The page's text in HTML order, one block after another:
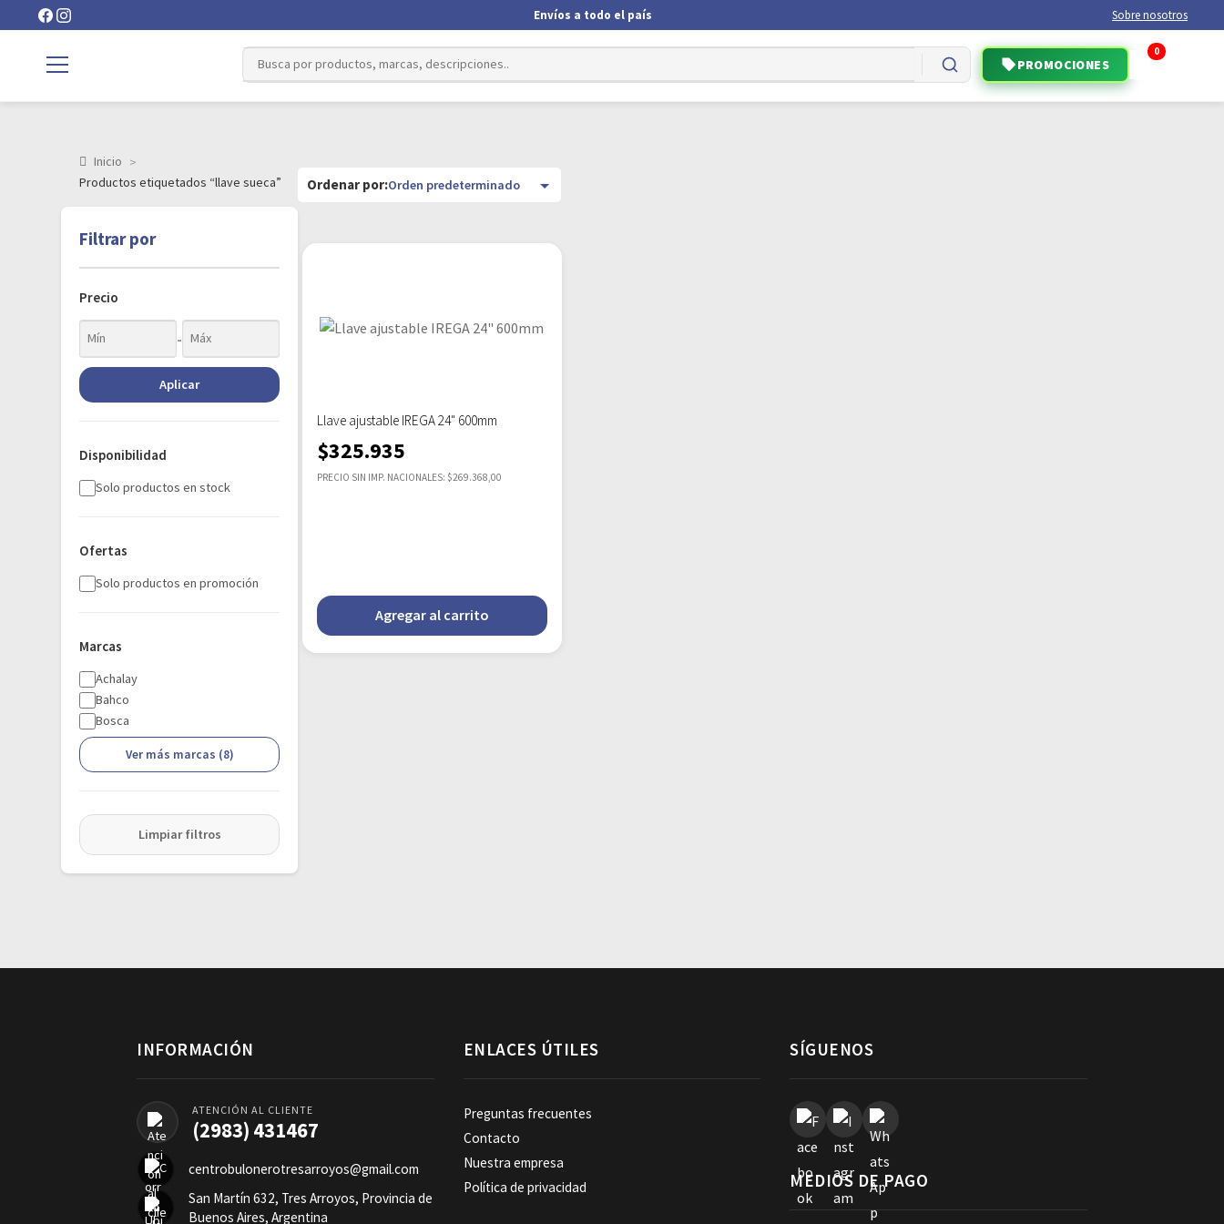
Envíos a todo el país Sobre nosotros
PROMOCIONES
0
Inicio
Productos etiquetados “llave sueca”
Filtrar por
Precio
-
Aplicar
Disponibilidad
Solo productos en stock
Ofertas
Solo productos en promoción
Marcas
Achalay
Bahco
Bosca
Ver más marcas (8)
Limpiar filtros
Llave ajustable IREGA 24" 600mm
$325.935
PRECIO SIN IMP. NACIONALES: $269.368,00
Agregar al carrito
INFORMACIÓN
ATENCIÓN AL CLIENTE
(2983) 431467
centrobulonerotresarroyos@gmail.com
San Martín 632, Tres Arroyos, Provincia de
Buenos Aires, Argentina
ENLACES ÚTILES
Preguntas frecuentes
Contacto
Nuestra empresa
Política de privacidad
SÍGUENOS
MEDIOS DE PAGO